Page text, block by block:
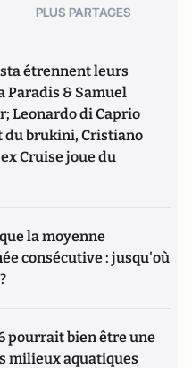
PLUS PARTAGES
étrennent leurs
Paradis & Samuel
Leonardo di Caprio
du brukini, Cristiano
Cruise joue du
la moyenne
consécutive : jusqu'où
pourrait bien être une
milieux aquatiques